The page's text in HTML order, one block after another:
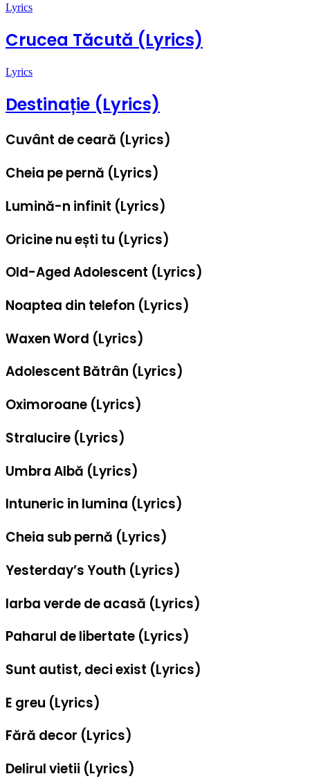
Lyrics
Crucea Tăcută (Lyrics)
Lyrics
Destinație (Lyrics)
Cuvânt de ceară (Lyrics)
Cheia pe pernă (Lyrics)
Lumină-n infinit (Lyrics)
Oricine nu ești tu (Lyrics)
Old-Aged Adolescent (Lyrics)
Noaptea din telefon (Lyrics)
Waxen Word (Lyrics)
Adolescent Bătrân (Lyrics)
Oximoroane (Lyrics)
Stralucire (Lyrics)
Umbra Albă (Lyrics)
Intuneric in lumina (Lyrics)
Cheia sub pernă (Lyrics)
Yesterday’s Youth (Lyrics)
Iarba verde de acasă (Lyrics)
Paharul de libertate (Lyrics)
Sunt autist, deci exist (Lyrics)
E greu (Lyrics)
Fără decor (Lyrics)
Delirul vietii (Lyrics)